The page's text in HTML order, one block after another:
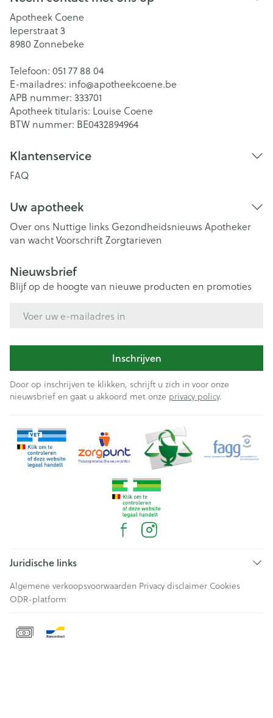
Apotheek Coene
Ieperstraat 3
8980 Zonnebeke
Telefoon: 051 77 88 04
E-mailadres: info@apotheekcoene.be
APB nummer: 333701
Apotheek titularis: Louise Coene
BTW nummer: BE0432894964
Klantenservice
FAQ
Uw apotheek
Over ons Nuttige links Gezondheidsnieuws Apotheker
van wachtVoorschriftZorgtarieven
Nieuwsbrief
Blijf op de hoogte van nieuwe producten en promoties
Inschrijven
Door op inschrijven te klikken, schrijft u zich in voor onze
nieuwsbrief en gaat u akkoord met onze privacy policy.
Juridische links
Algemene verkoopsvoorwaarden Privacy disclaimer Cookies
ODR-platform